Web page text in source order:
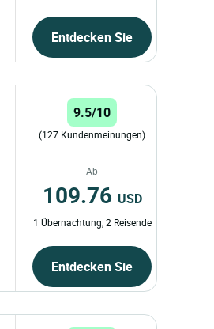
Entdecken Sie
9.5/10
(127 Kundenmeinungen)
Ab
109.76 USD
1 Übernachtung, 2 Reisende
Entdecken Sie